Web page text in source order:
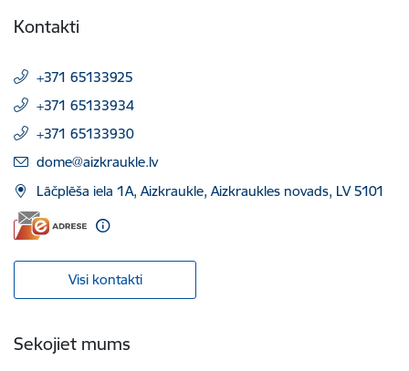
Kontakti
+371 65133925
+371 65133934
+371 65133930
E-pasts:
dome@aizkraukle.lv
Lāčplēša iela 1A, Aizkraukle, Aizkraukles novads, LV 5101
Visi kontakti
Sekojiet mums